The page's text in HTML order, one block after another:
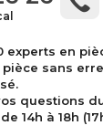
experts en
sans
questions
14h à 18h